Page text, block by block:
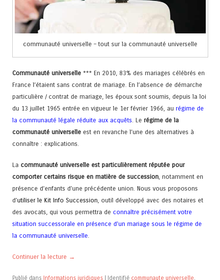
communauté universelle – tout sur la communauté universelle
Communauté universelle *** En 2010, 83% des mariages célébrés en
France l’étaient sans contrat de mariage. En l’absence de démarche
particulière / contrat de mariage, les époux sont soumis, depuis la loi
du 13 juillet 1965 entrée en vigueur le 1er février 1966, au régime de
la communauté légale réduite aux acquêts . Le régime de la
communauté universelle est en revanche l’une des alternatives à
connaître : explications.
La communauté universelle est particulièrement réputée pour
comporter certains risque en matière de succession , notamment en
présence d’enfants d’une précédente union. Nous vous proposons
d’utiliser le Kit Info Succession , outil développé avec des notaires et
des avocats, qui vous permettra de connaître précisément votre
situation successorale en présence d’un mariage sous le régime de
la communauté universelle
Continuer la lecture →
Publié dans Informations juridiques Identifié communaute universelle,